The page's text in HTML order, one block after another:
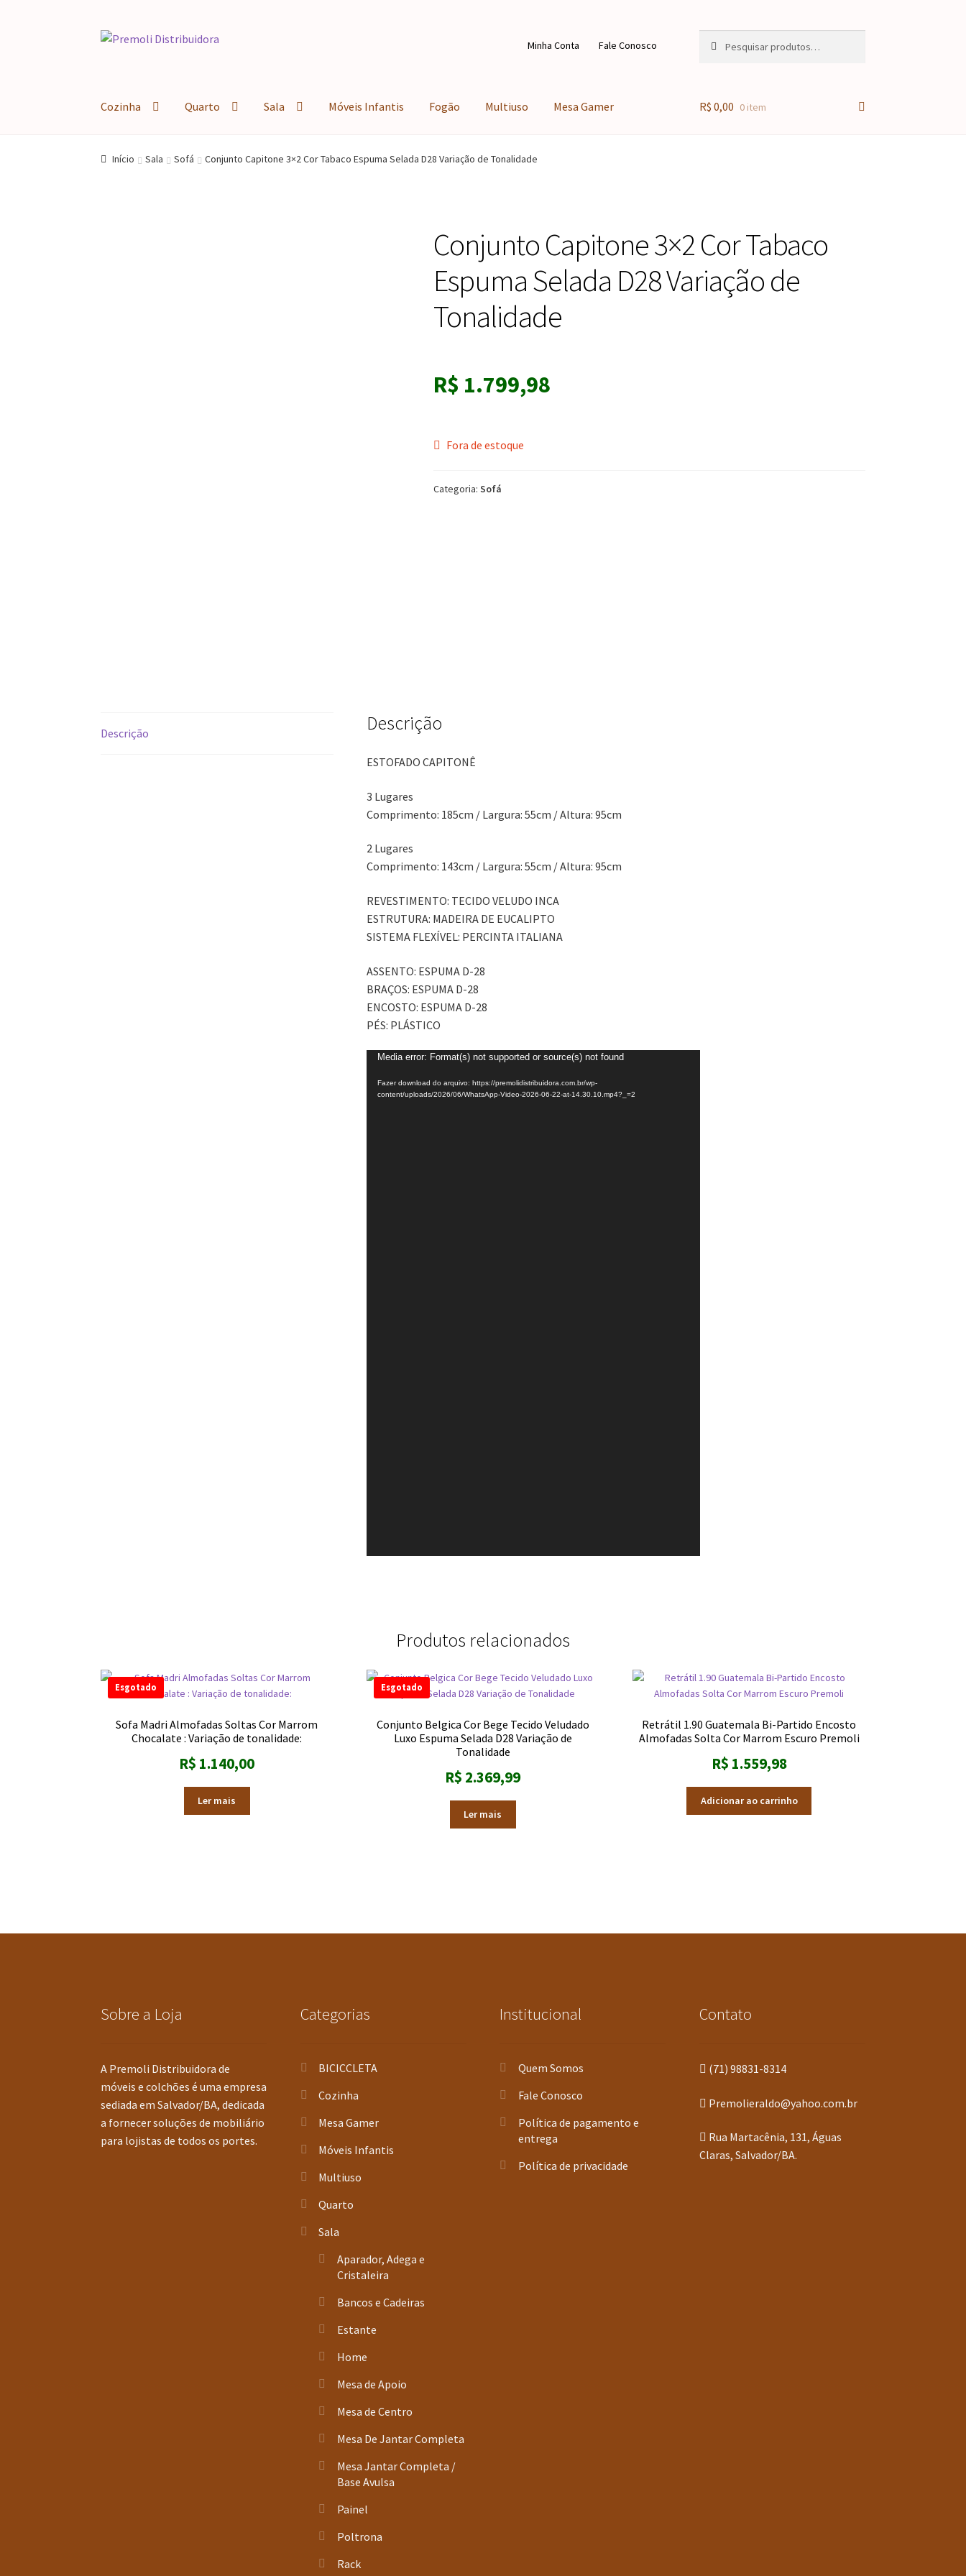
Pular
Pular
Minha Conta Fale Conosco
por:
Cozinha Quarto Sala Móveis Infantis Fogão Multiuso Mesa Gamer R$ 0,00 0 item
Início Sala Sofá Conjunto Capitone 3×2 Cor Tabaco Espuma Selada D28 Variação de Tonalidade
Conjunto Capitone 3×2 Cor Tabaco
Espuma Selada D28 Variação de
Tonalidade
R$ 1.799,98
Fora de estoque
Categoria: Sofá
Descrição Descrição
ESTOFADO CAPITONÊ
3 Lugares
Comprimento: 185cm / Largura: 55cm / Altura: 95cm
2 Lugares
Comprimento: 143cm / Largura: 55cm / Altura: 95cm
REVESTIMENTO: TECIDO VELUDO INCA
ESTRUTURA: MADEIRA DE EUCALIPTO
SISTEMA FLEXÍVEL: PERCINTA ITALIANA
ASSENTO: ESPUMA D-28
BRAÇOS: ESPUMA D-28
ENCOSTO: ESPUMA D-28
PÉS: PLÁSTICO
Tocador
vídeo
Media error: Format(s) not supported or source(s) not found
Fazer download do arquivo: https://premolidistribuidora.com.br/wp-
content/uploads/2026/06/WhatsApp-Video-2026-06-22-at-14.30.10.mp4?_=2
Produtos relacionados
Esgotado
Sofa Madri Almofadas Soltas Cor Marrom
Chocalate : Variação de tonalidade:
R$ 1.140,00
Ler mais
Esgotado
Conjunto Belgica Cor Bege Tecido Veludado
Luxo Espuma Selada D28 Variação de
Tonalidade
R$ 2.369,99
Ler mais
Retrátil 1.90 Guatemala Bi-Partido Encosto
Almofadas Solta Cor Marrom Escuro Premoli
R$ 1.559,98
Adicionar ao carrinho
Sobre a Loja
A Premoli Distribuidora de
móveis e colchões é uma empresa
sediada em Salvador/BA, dedicada
a fornecer soluções de mobiliário
para lojistas de todos os portes.
Categorias
BICICCLETA
Cozinha
Mesa Gamer
Móveis Infantis
Multiuso
Quarto
Sala
Aparador, Adega e
Cristaleira
Bancos e Cadeiras
Estante
Home
Mesa de Apoio
Mesa de Centro
Mesa De Jantar Completa
Mesa Jantar Completa /
Base Avulsa
Painel
Poltrona
Rack
Institucional
Quem Somos
Fale Conosco
Política de pagamento e
entrega
Política de privacidade
Contato
(71) 98831-8314
Premolieraldo@yahoo.com.br
Rua Martacênia, 131, Águas
Claras, Salvador/BA.